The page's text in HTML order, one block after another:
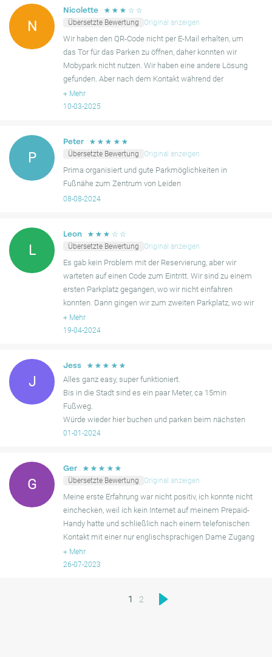
Anfragen nach zukünftiger Nutzung von zufriedenen Kunden.
Kürzlich hatten einige Nutzer Probleme beim Zugang zu ihren
Parkplätzen, insbesondere in Bezug auf das Nicht-Erhalten von
QR-Codes für den Eintritt, was zu Verzögerungen führte. Einige
Berichte deuteten darauf hin, dass es ohne Internetzugang auf
für diejenigen, die an diesem Standort parken möchten.
N
Nicolette ☆ ☆ ☆ ☆ ☆
Übersetzte Bewertung
Original anzeigen
Wir haben den QR-Code nicht per E-Mail erhalten, um
das Tor für das Parken zu öffnen, daher konnten wir
Mobypark nicht nutzen. Wir haben eine andere Lösung
gefunden. Aber nach dem Kontakt während der
Arbeitszeiten haben wir die Rückerstattung erhalten.
Nächstes Mal werd
+ Mehr
10-03-2025
P
Peter ☆ ☆ ☆ ☆ ☆
Übersetzte Bewertung
Original anzeigen
Prima organisiert und gute Parkmöglichkeiten in
Fußnähe zum Zentrum von Leiden
08-08-2024
L
Leon ☆ ☆ ☆ ☆ ☆
Übersetzte Bewertung
Original anzeigen
Es gab kein Problem mit der Reservierung, aber wir
warteten auf einen Code zum Eintritt. Wir sind zu einem
ersten Parkplatz gegangen, wo wir nicht einfahren
konnten. Dann gingen wir zum zweiten Parkplatz, wo wir
endlich mit dem Befehl auf unserem Telefon eintreten
konnt
+ Mehr
19-04-2024
J
Jess ☆ ☆ ☆ ☆ ☆
Alles ganz easy, super funktioniert.
Bis in die Stadt sind es ein paar Meter, ca 15min
Fußweg.
Würde wieder hier buchen und parken beim nächsten
Besuch.
01-01-2024
G
Ger ☆ ☆ ☆ ☆ ☆
Übersetzte Bewertung
Original anzeigen
Meine erste Erfahrung war nicht positiv, ich konnte nicht
einchecken, weil ich kein Internet auf meinem Prepaid-
Handy hatte und schließlich nach einem telefonischen
Kontakt mit einer nur englischsprachigen Dame Zugang
erhielt. Beim Ausfahren hatte ich dasselbe Problem u
+ Mehr
26-07-2023
1 2